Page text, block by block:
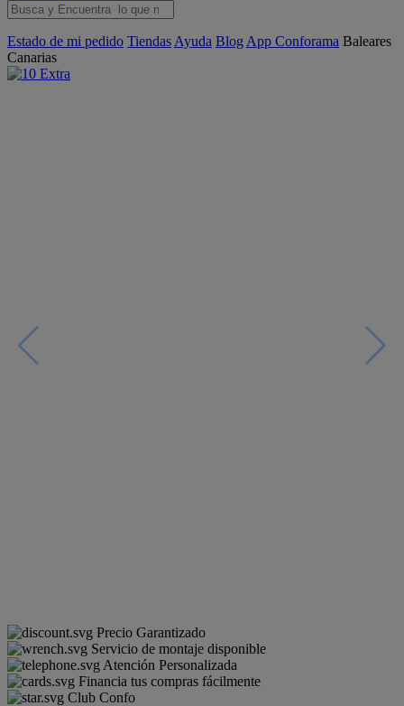
Estado de mi pedido Tiendas Ayuda Blog App Conforama Baleares
Canarias
Precio Garantizado
Servicio de montaje disponible
Atención Personalizada
Financia tus compras fácilmente
Club Confo